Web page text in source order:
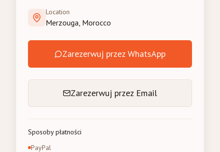
Location
Merzouga, Morocco
Zarezerwuj przez WhatsApp
Zarezerwuj przez Email
Sposoby płatności
PayPal